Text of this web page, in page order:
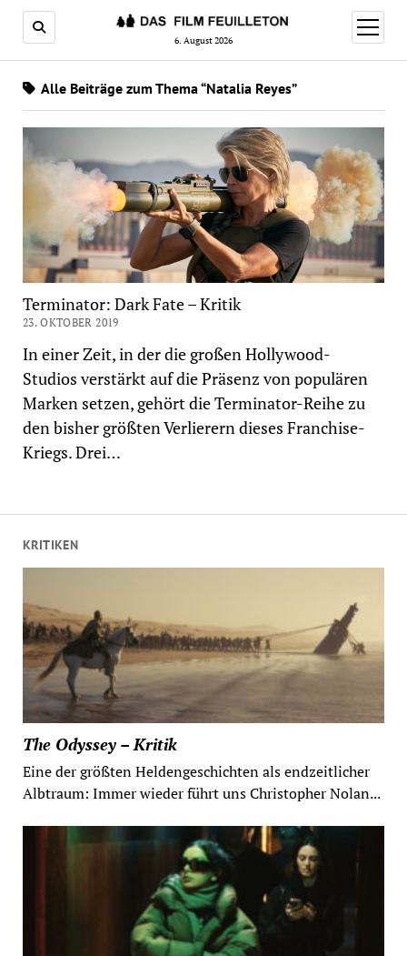
6. August 2026
Menü
öffnen
KRITIKEN
The Odyssey – Kritik
Eine der größten Heldengeschichten als endzeitlicher
Albtraum: Immer wieder führt uns Christopher Nolan...
Alle Beiträge zum Thema “Natalia Reyes”
Terminator: Dark Fate – Kritik
23. OKTOBER 2019
In einer Zeit, in der die großen Hollywood-
Studios verstärkt auf die Präsenz von populären
Marken setzen, gehört die Terminator-Reihe zu
den bisher größten Verlierern dieses Franchise-
Kriegs. Drei…